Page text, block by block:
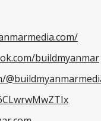
buildmyanmar